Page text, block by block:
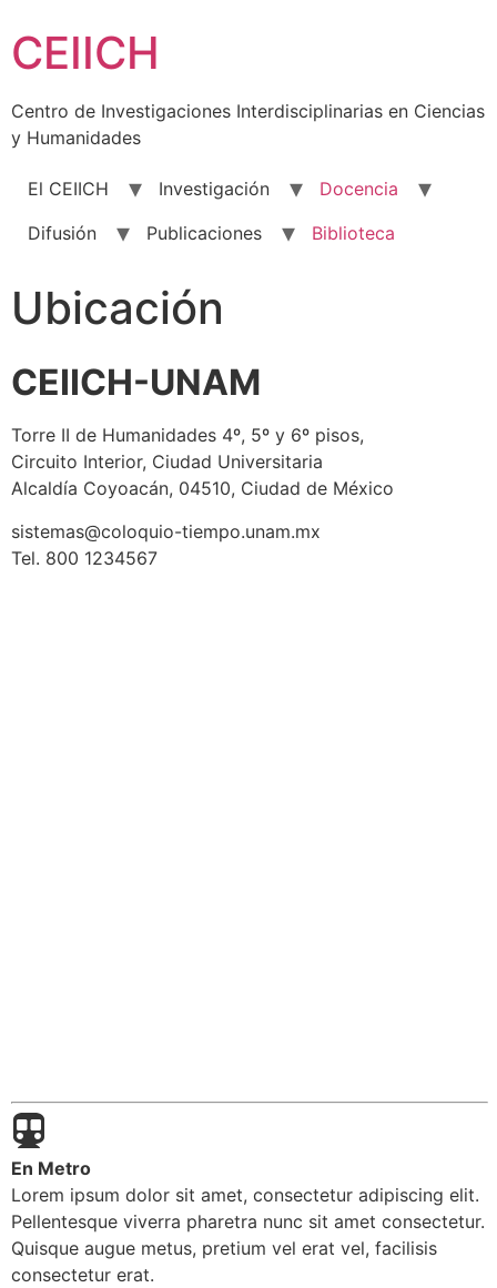
to
content
CEIICH
Centro de Investigaciones Interdisciplinarias en Ciencias
y Humanidades
El CEIICH Investigación
Docencia
Difusión
Publicaciones Biblioteca
Ubicación
CEIICH-UNAM
Torre II de Humanidades 4º, 5º y 6º pisos,
Circuito Interior, Ciudad Universitaria
Alcaldía Coyoacán, 04510, Ciudad de México
sistemas@coloquio-tiempo.unam.mx
Tel. 800 1234567
En Metro
Lorem ipsum dolor sit amet, consectetur adipiscing elit.
Pellentesque viverra pharetra nunc sit amet consectetur.
Quisque augue metus, pretium vel erat vel, facilisis
consectetur erat.